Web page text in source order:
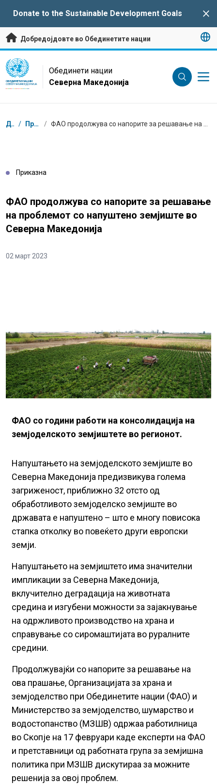
Donate to the Sustainable Development Goals
Добредојдовте во Обединетите нации
UN Logo
ОБЕДИНЕТИ НАЦИИ
СЕВЕРНА МАКЕДОНИЈА
Обединети нации
Северна Македонија
Трошки
Дома / Приказни /
Приказна
ФАО продолжува со напорите за решавање
на проблемот со напуштено земјиште во
Северна Македонија
02 март 2023
ФАО со години работи на консолидација на
земјоделското земјиштете во регионот.
Напуштањето на земјоделското земјиште во
Северна Македонија предизвикува голема
загриженост, приближно 32 отсто од
обработливото земјоделско земјиште во
државата е напуштено – што е многу повисока
стапка отколку во повеќето други европски
земји.
Напуштањето на земјиштето има значителни
импликации за Северна Македонија,
вклучително деградација на животната
средина и изгубени можности за зајакнување
на одржливото производство на храна и
справување со сиромаштијата во руралните
средини.
Продолжувајќи со напорите за решавање на
ова прашање, Организацијата за храна и
земјоделство при Обединетите нации (ФАО) и
Министерство за земјоделство, шумарство и
водостопанство (МЗШВ) одржаа работилница
во Скопје на 17 февруари каде експерти на ФАО
и претставници од работната група за земјишна
политика при МЗШВ дискутираа за можните
решенија за овој проблем.